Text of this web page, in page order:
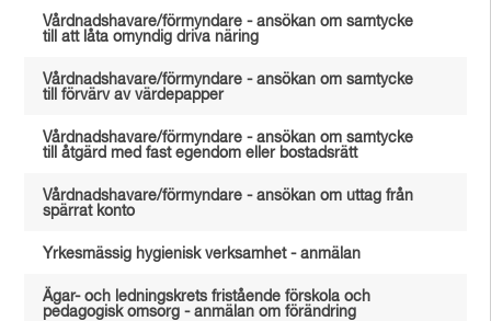
Vårdnadshavare/förmyndare - ansökan om samtycke
till att låta omyndig driva näring
Vårdnadshavare/förmyndare - ansökan om samtycke
till förvärv av värdepapper
Vårdnadshavare/förmyndare - ansökan om samtycke
till åtgärd med fast egendom eller bostadsrätt
Vårdnadshavare/förmyndare - ansökan om uttag från
spärrat konto
Yrkesmässig hygienisk verksamhet - anmälan
Ägar- och ledningskrets fristående förskola och
pedagogisk omsorg - anmälan om förändring